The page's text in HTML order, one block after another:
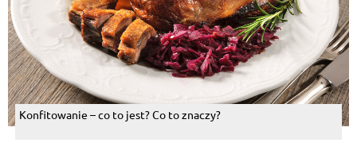
Konfitowanie – co to jest? Co to znaczy?